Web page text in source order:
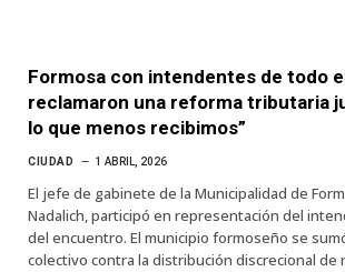
Formosa con intendentes de todo
reclamaron una reforma tributaria
lo que menos recibimos”
CIUDAD 1 ABRIL, 2026
El jefe de gabinete de la Municipalidad de
Nadalich, participó en representación del
del encuentro. El municipio formoseño se
colectivo contra la distribución discrecional de